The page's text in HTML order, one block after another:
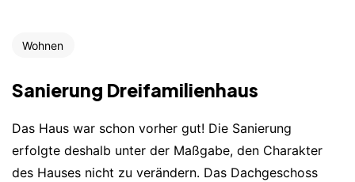
Wohnen
Sanierung Dreifamilienhaus
Das Haus war schon vorher gut! Die Sanierung
erfolgte deshalb unter der Maßgabe, den Charakter
des Hauses nicht zu verändern. Das Dachgeschoss